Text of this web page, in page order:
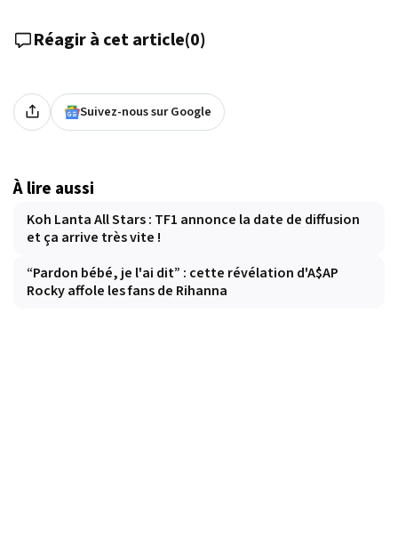
Réagir à cet article(0)
Suivez-nous sur Google
À lire aussi
Koh Lanta All Stars : TF1 annonce la date de diffusion
et ça arrive très vite !
“Pardon bébé, je l'ai dit” : cette révélation d'A$AP
Rocky affole les fans de Rihanna